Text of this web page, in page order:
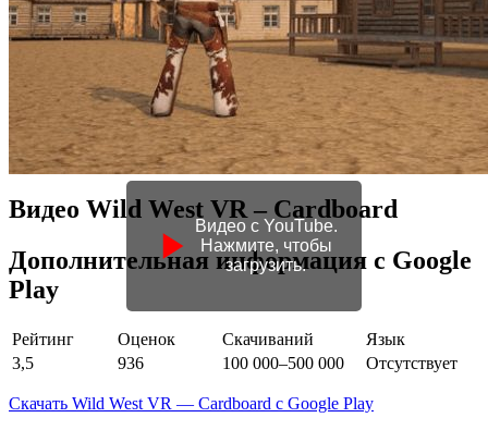
Видео Wild West VR – Cardboard
Видео с YouTube.
Нажмите, чтобы
загрузить.
Дополнительная информация с Google
Play
Рейтинг Оценок Скачиваний
Язык
3,5
936 100 000–500 000 Отсутствует
Скачать Wild West VR — Cardboard с Google Play